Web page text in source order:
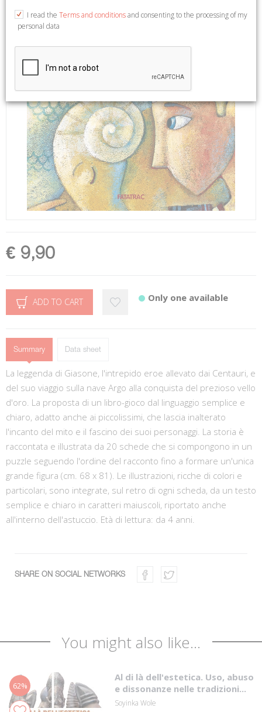
€ 9,90
ADD TO CART Only one available
Summary Data sheet
La leggenda di Giasone, l'intrepido eroe allevato dai Centauri, e
del suo viaggio sulla nave Argo alla conquista del prezioso vello
d'oro. La proposta di un libro-gioco dal linguaggio semplice e
chiaro, adatto anche ai piccolissimi, che lascia inalterato
l'incanto del mito e il fascino dei suoi personaggi. La storia è
raccontata e illustrata da 20 schede che si compongono in un
puzzle seguendo l'ordine del racconto fino a formare un'unica
grande figura (cm. 68 x 81). Le illustrazioni, ricche di colori e
particolari, sono integrate, sul retro di ogni scheda, da un testo
semplice e chiaro in caratteri maiuscoli, riportato anche
all'interno dell'astuccio. Età di lettura: da 4 anni.
SHARE ON SOCIAL NETWORKS
You might also like...
62%
Al di là dell'estetica. Uso, abuso
e dissonanze nelle tradizioni...
Soyinka Wole
I read the Terms and conditionsand consenting to the processing of my
personal data